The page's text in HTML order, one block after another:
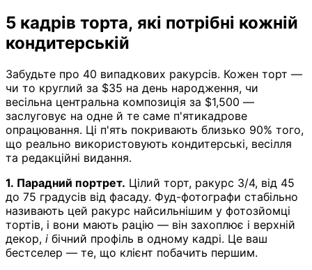
5 кадрів торта, які потрібні кожній
кондитерській
Забудьте про 40 випадкових ракурсів. Кожен торт —
чи то круглий за $35 на день народження, чи
весільна центральна композиція за $1,500 —
заслуговує на одне й те саме п'ятикадрове
опрацювання. Ці п'ять покривають близько 90% того,
що реально використовують кондитерські, весілля
та редакційні видання.
1. Парадний портрет. Цілий торт, ракурс 3/4, від 45
до 75 градусів від фасаду. Фуд-фотографи стабільно
називають цей ракурс найсильнішим у фотозйомці
тортів, і вони мають рацію — він захоплює і верхній
декор, і бічний профіль в одному кадрі. Це ваш
бестселер — те, що клієнт побачить першим.